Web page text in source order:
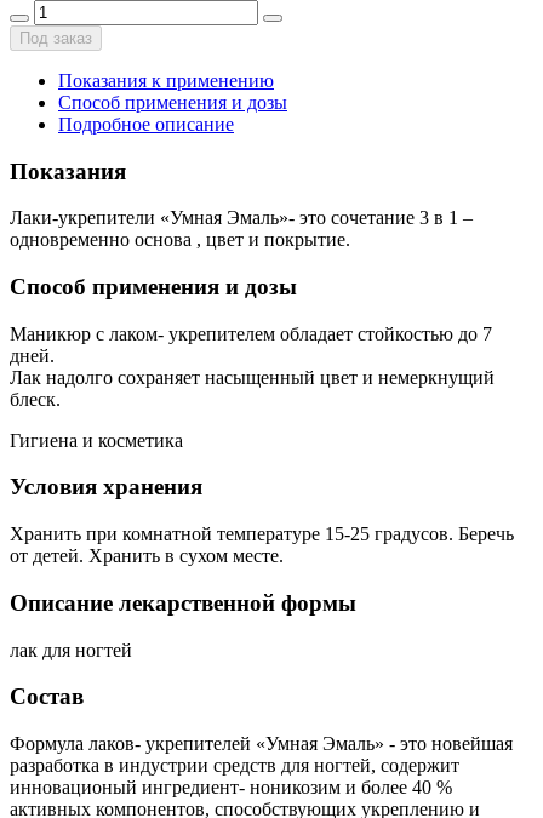
Под заказ
Показания к применению
Способ применения и дозы
Подробное описание
Показания
Лаки-укрепители «Умная Эмаль»- это сочетание 3 в 1 –
одновременно основа , цвет и покрытие.
Способ применения и дозы
Маникюр с лаком- укрепителем обладает стойкостью до 7
дней.
Лак надолго сохраняет насыщенный цвет и немеркнущий
блеск.
Гигиена и косметика
Условия хранения
Хранить при комнатной температуре 15-25 градусов. Беречь
от детей. Хранить в сухом месте.
Описание лекарственной формы
лак для ногтей
Состав
Формула лаков- укрепителей «Умная Эмаль» - это новейшая
разработка в индустрии средств для ногтей, содержит
инновационый ингредиент- ноникозим и более 40 %
активных компонентов, способствующих укреплению и